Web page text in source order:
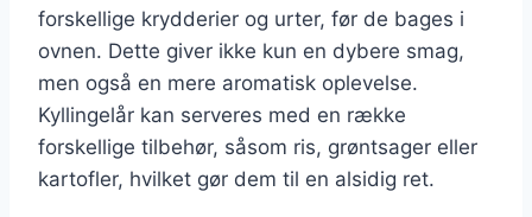
forskellige krydderier og urter, før de bages i
ovnen. Dette giver ikke kun en dybere smag,
men også en mere aromatisk oplevelse.
Kyllingelår kan serveres med en række
forskellige tilbehør, såsom ris, grøntsager eller
kartofler, hvilket gør dem til en alsidig ret.